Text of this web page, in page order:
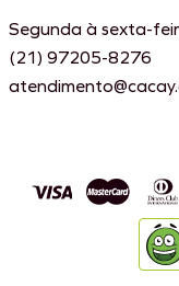
Segunda à sexta-
(21) 97205-8276